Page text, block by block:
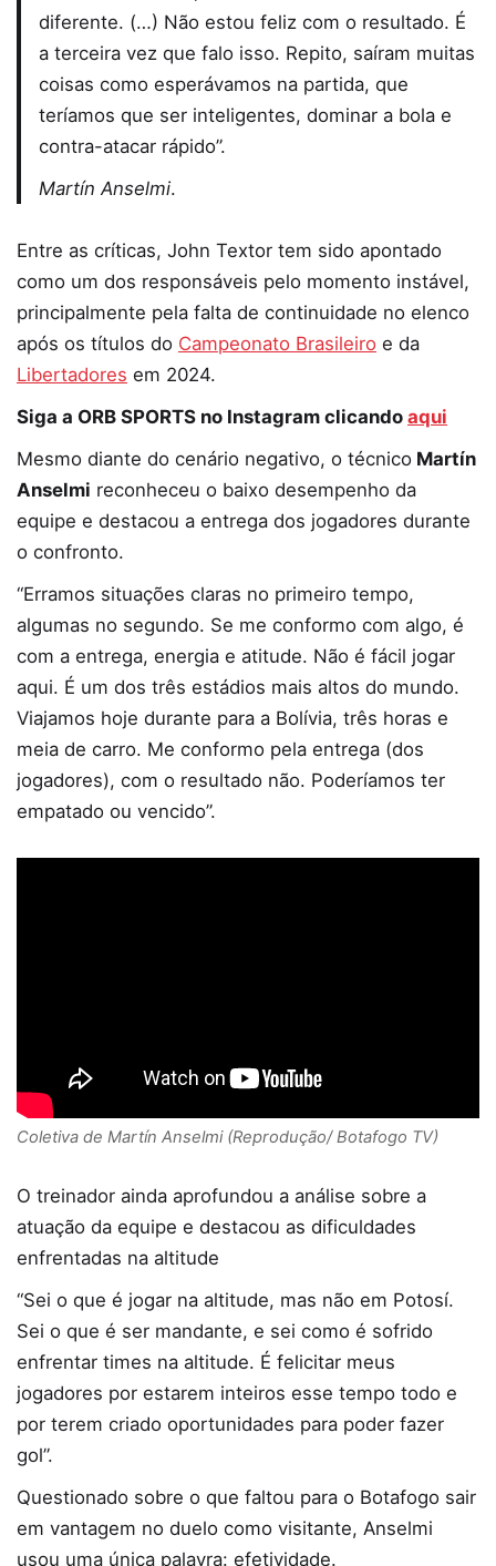
diferente. (…) Não estou feliz com o resultado. É
a terceira vez que falo isso. Repito, saíram muitas
coisas como esperávamos na partida, que
teríamos que ser inteligentes, dominar a bola e
contra-atacar rápido”.
Martín Anselmi.
Entre as críticas, John Textor tem sido apontado
como um dos responsáveis pelo momento instável,
principalmente pela falta de continuidade no elenco
após os títulos do Campeonato Brasileiro e da
Libertadores em 2024.
Siga a ORB SPORTS no Instagram clicando aqui
Mesmo diante do cenário negativo, o técnico Martín
Anselmi reconheceu o baixo desempenho da
equipe e destacou a entrega dos jogadores durante
o confronto.
“Erramos situações claras no primeiro tempo,
algumas no segundo. Se me conformo com algo, é
com a entrega, energia e atitude. Não é fácil jogar
aqui. É um dos três estádios mais altos do mundo.
Viajamos hoje durante para a Bolívia, três horas e
meia de carro. Me conformo pela entrega (dos
jogadores), com o resultado não. Poderíamos ter
empatado ou vencido”.
Coletiva de Martín Anselmi (Reprodução/ Botafogo TV)
O treinador ainda aprofundou a análise sobre a
atuação da equipe e destacou as dificuldades
enfrentadas na altitude
“Sei o que é jogar na altitude, mas não em Potosí.
Sei o que é ser mandante, e sei como é sofrido
enfrentar times na altitude. É felicitar meus
jogadores por estarem inteiros esse tempo todo e
por terem criado oportunidades para poder fazer
gol”.
Questionado sobre o que faltou para o Botafogo sair
em vantagem no duelo como visitante, Anselmi
usou uma única palavra: efetividade.